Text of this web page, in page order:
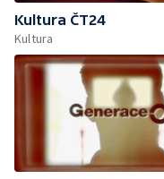
Kultura ČT24
Kultura